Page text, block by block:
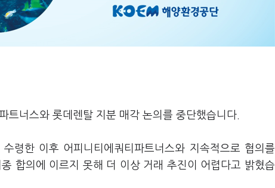
트너스와 롯데렌탈 지분 매각 논의를 중단했습니다.
령한 이후 어피니티에쿼티파트너스와 지속적으로 협의를
합의에 이르지 못해 더 이상 거래 추진이 어렵다고 밝혔습